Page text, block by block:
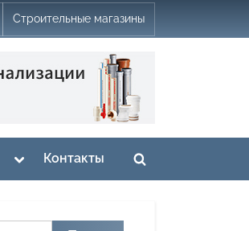
Строительные магазины
Toggle
menu
Контакты
Toggle